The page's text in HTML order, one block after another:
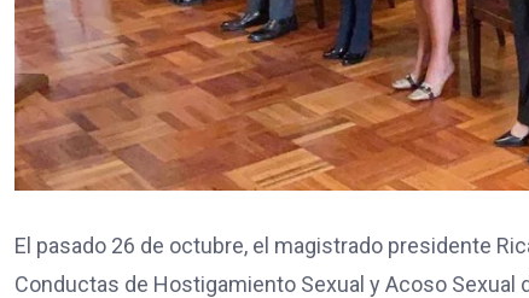
El pasado 26 de octubre, el magistrado presidente
Conductas de Hostigamiento Sexual y Acoso Sexual